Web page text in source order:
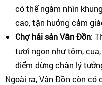
có thể ngắm nhìn
cao, tận hưởng cảm
Chợ hải sản Vân Đồn:
tươi ngon như tôm,
điểm dừng chân lý
Ngoài ra, Vân Đồn còn có